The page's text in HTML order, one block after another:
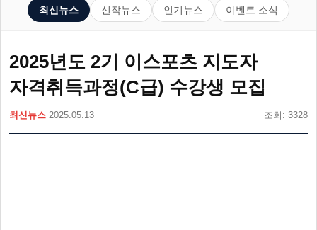
최신뉴스 신작뉴스 인기뉴스 이벤트 소식
2025년도 2기 이스포츠 지도자
자격취득과정(C급) 수강생 모집
최신뉴스 2025.05.13 조회: 3328